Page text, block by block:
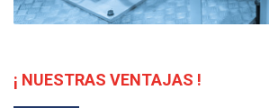
¡ NUESTRAS VENTAJAS !